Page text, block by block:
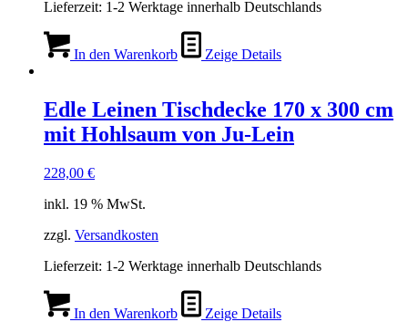
Lieferzeit: 1-2 Werktage innerhalb Deutschlands
In den Warenkorb Zeige Details
Edle Leinen Tischdecke 170 x 300 cm
mit Hohlsaum von Ju-Lein
228,00 €
inkl. 19 % MwSt.
zzgl. Versandkosten
Lieferzeit: 1-2 Werktage innerhalb Deutschlands
In den Warenkorb Zeige Details